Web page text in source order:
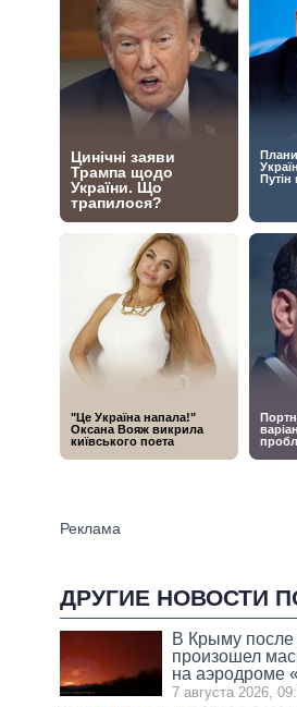
ДРУГИЕ НОВОСТИ
В Крыму
произошел
на аэродроме
7 августа 2026,